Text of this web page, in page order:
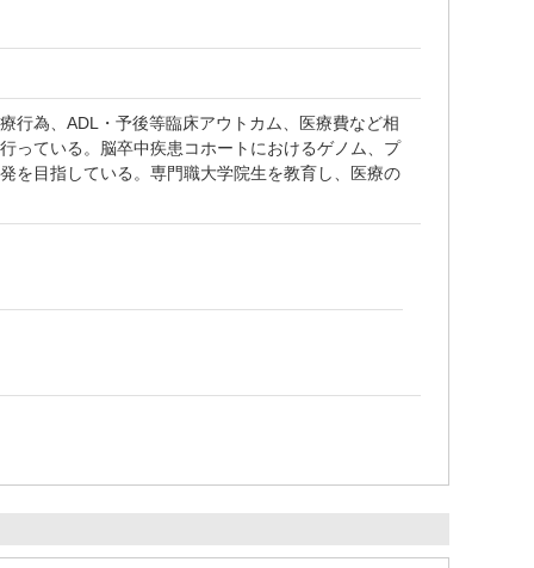
行為、ADL・予後等臨床アウトカム、医療費など相
っている。脳卒中疾患コホートにおけるゲノム、プ
を目指している。専門職大学院生を教育し、医療の